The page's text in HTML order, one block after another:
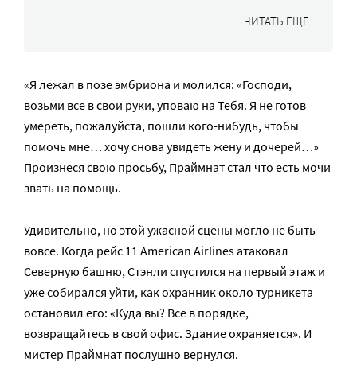
ЧИТАТЬ ЕЩЕ
«Я лежал в позе эмбриона и молился: «Господи,
возьми все в свои руки, уповаю на Тебя. Я не готов
умереть, пожалуйста, пошли кого-нибудь, чтобы
помочь мне… хочу снова увидеть жену и дочерей…»
Произнеся свою просьбу, Праймнат стал что есть мочи
звать на помощь.
Удивительно, но этой ужасной сцены могло не быть
вовсе. Когда рейс 11 American Airlines атаковал
Северную башню, Стэнли спустился на первый этаж и
уже собирался уйти, как охранник около турникета
остановил его: «Куда вы? Все в порядке,
возвращайтесь в свой офис. Здание охраняется». И
мистер Праймнат послушно вернулся.